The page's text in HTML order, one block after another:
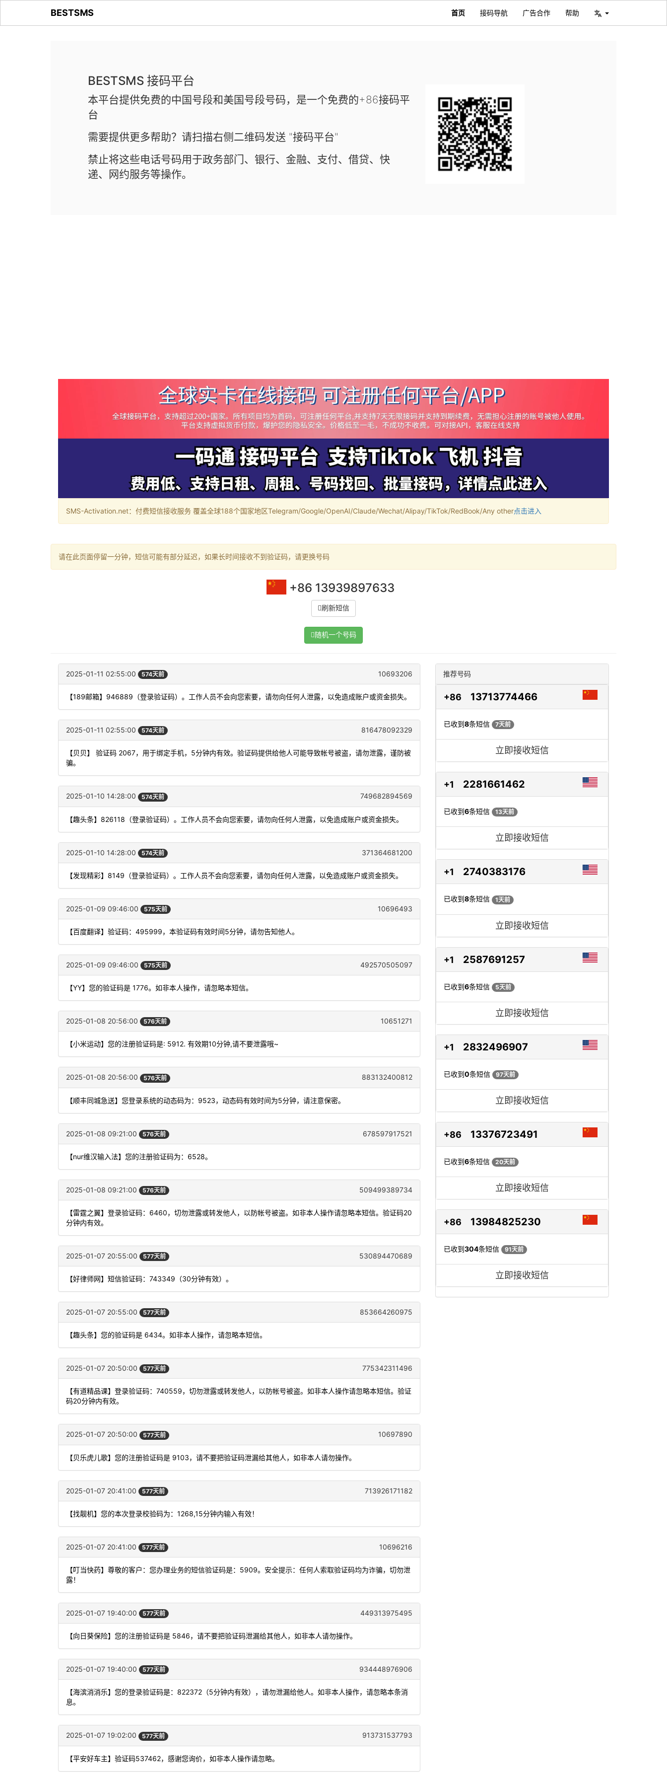
BESTSMS 首页 接码导航 广告合作 帮助
BESTSMS 接码平台
本平台提供免费的中国号段和美国号段号码，是一个免费的+86接码平
台
需要提供更多帮助？请扫描右侧二维码发送 "接码平台"
禁止将这些电话号码用于政务部门、银行、金融、支付、借贷、快
递、网约服务等操作。
SMS-Activation.net：付费短信接收服务 覆盖全球188个国家地区Telegram/Google/OpenAI/Claude/Wechat/Alipay/TikTok/RedBook/Any other点击进入
请在此页面停留一分钟，短信可能有部分延迟，如果长时间接收不到验证码，请更换号码
+86 13939897633
刷新短信
随机一个号码
2025-01-11 02:55:00 574天前 10693206
【189邮箱】946889（登录验证码）。工作人员不会向您索要，请勿向任何人泄露，以免造成账户或资金损失。
2025-01-11 02:55:00 574天前 816478092329
【贝贝】 验证码 2067，用于绑定手机，5分钟内有效。验证码提供给他人可能导致帐号被盗，请勿泄露，谨防被
骗。
2025-01-10 14:28:00 574天前 749682894569
【趣头条】826118（登录验证码）。工作人员不会向您索要，请勿向任何人泄露，以免造成账户或资金损失。
2025-01-10 14:28:00 574天前 371364681200
【发现精彩】8149（登录验证码）。工作人员不会向您索要，请勿向任何人泄露，以免造成账户或资金损失。
2025-01-09 09:46:00 575天前 10696493
【百度翻译】验证码：495999，本验证码有效时间5分钟，请勿告知他人。
2025-01-09 09:46:00 575天前 492570505097
【YY】您的验证码是 1776。如非本人操作，请忽略本短信。
2025-01-08 20:56:00 576天前 10651271
【小米运动】您的注册验证码是: 5912. 有效期10分钟,请不要泄露哦~
2025-01-08 20:56:00 576天前 883132400812
【顺丰同城急送】您登录系统的动态码为：9523，动态码有效时间为5分钟，请注意保密。
2025-01-08 09:21:00 576天前 678597917521
【nur维汉输入法】您的注册验证码为：6528。
2025-01-08 09:21:00 576天前 509499389734
【雷霆之翼】登录验证码：6460，切勿泄露或转发他人，以防帐号被盗。如非本人操作请忽略本短信。验证码20
分钟内有效。
2025-01-07 20:55:00 577天前 530894470689
【好律师网】短信验证码：743349（30分钟有效）。
2025-01-07 20:55:00 577天前 853664260975
【趣头条】您的验证码是 6434。如非本人操作，请忽略本短信。
2025-01-07 20:50:00 577天前 775342311496
【有道精品课】登录验证码：740559，切勿泄露或转发他人，以防帐号被盗。如非本人操作请忽略本短信。验证
码20分钟内有效。
2025-01-07 20:50:00 577天前 10697890
【贝乐虎儿歌】您的注册验证码是 9103，请不要把验证码泄漏给其他人，如非本人请勿操作。
2025-01-07 20:41:00 577天前 713926171182
【找靓机】您的本次登录校验码为：1268,15分钟内输入有效！
2025-01-07 20:41:00 577天前 10696216
【叮当快药】尊敬的客户：您办理业务的短信验证码是：5909。安全提示：任何人索取验证码均为诈骗，切勿泄
露！
2025-01-07 19:40:00 577天前 449313975495
【向日葵保险】您的注册验证码是 5846，请不要把验证码泄漏给其他人，如非本人请勿操作。
2025-01-07 19:40:00 577天前 934448976906
【海滨消消乐】您的登录验证码是：822372（5分钟内有效），请勿泄漏给他人。如非本人操作，请忽略本条消
息。
2025-01-07 19:02:00 577天前 913731537793
【平安好车主】验证码537462，感谢您询价，如非本人操作请忽略。
推荐号码
+86 13713774466
已收到8条短信 7天前
立即接收短信
+1 2281661462
已收到6条短信 13天前
立即接收短信
+1 2740383176
已收到8条短信 1天前
立即接收短信
+1 2587691257
已收到6条短信 5天前
立即接收短信
+1 2832496907
已收到0条短信 97天前
立即接收短信
+86 13376723491
已收到6条短信 20天前
立即接收短信
+86 13984825230
已收到304条短信 91天前
立即接收短信